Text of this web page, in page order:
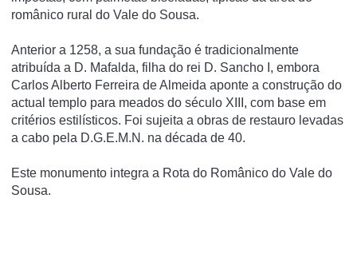
românico rural do Vale do Sousa.
Anterior a 1258, a sua fundação é tradicionalmente
atribuída a D. Mafalda, filha do rei D. Sancho I, embora
Carlos Alberto Ferreira de Almeida aponte a construção do
actual templo para meados do século XIII, com base em
critérios estilísticos. Foi sujeita a obras de restauro levadas
a cabo pela D.G.E.M.N. na década de 40.
Este monumento integra a Rota do Românico do Vale do
Sousa.